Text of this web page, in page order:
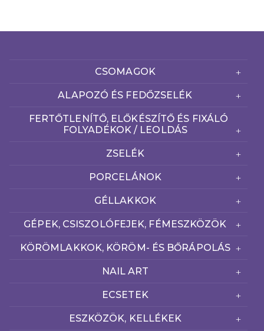
CSOMAGOK
ALAPOZÓ ÉS FEDŐZSELÉK
FERTŐTLENÍTŐ, ELŐKÉSZÍTŐ ÉS FIXÁLÓ
FOLYADÉKOK / LEOLDÁS
ZSELÉK
PORCELÁNOK
GÉLLAKKOK
GÉPEK, CSISZOLÓFEJEK, FÉMESZKÖZÖK
KÖRÖMLAKKOK, KÖRÖM- ÉS BŐRÁPOLÁS
NAIL ART
ECSETEK
ESZKÖZÖK, KELLÉKEK